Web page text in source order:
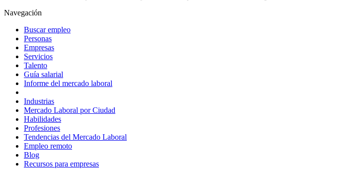
Navegación
Buscar empleo
Personas
Empresas
Servicios
Talento
Guía salarial
Informe del mercado laboral
Industrias
Mercado Laboral por Ciudad
Habilidades
Profesiones
Tendencias del Mercado Laboral
Empleo remoto
Blog
Recursos para empresas